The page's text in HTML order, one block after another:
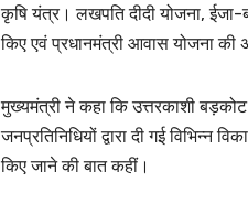
कृषि यंत्र। लखपति दीदी योजना, ईजा-
किए एवं प्रधानमंत्री आवास योजना की
मुख्यमंत्री ने कहा कि उत्तरकाशी
जनप्रतिनिधियों द्वारा दी गई
किए जाने की बात कहीं।